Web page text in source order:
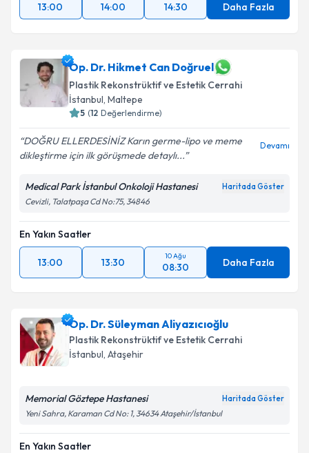
13:00
14:00 14:30 Daha Fazla
Op. Dr. Hikmet Can Doğruel
Plastik Rekonstrüktif ve Estetik Cerrahi
İstanbul, Maltepe
5 (12 Değerlendirme)
DOĞRU ELLERDESİNİZ Karın germe-lipo ve meme
dikleştirme için ilk görüşmede detaylı...
Devamı
Medical Park İstanbul Onkoloji Hastanesi Haritada Göster
Cevizli, Talatpaşa Cd No:75, 34846
En Yakın Saatler
13:00 13:30
10 Ağu
08:30 Daha Fazla
Op. Dr. Süleyman Aliyazıcıoğlu
Plastik Rekonstrüktif ve Estetik Cerrahi
İstanbul, Ataşehir
Memorial Göztepe Hastanesi Haritada Göster
Yeni Sahra, Karaman Cd No: 1, 34634 Ataşehir/İstanbul
En Yakın Saatler